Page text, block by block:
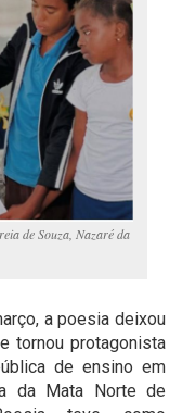
de Souza, Nazaré da
a poesia deixou
tornou protagonista
de ensino em
da Mata Norte de